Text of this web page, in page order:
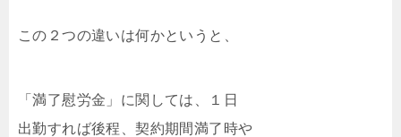
この２つの違いは何かというと、
「満了慰労金」に関しては、１日
出勤すれば後程、契約期間満了時や